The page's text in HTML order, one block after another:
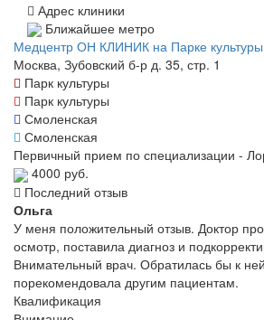
Адрес клиники
Ближайшее метро
Медцентр ОН КЛИНИК на Парке культуры
Москва, Зубовский б-р д. 35, стр. 1
Парк культуры
Парк культуры
Смоленская
Смоленская
Первичный прием по специализации -
4000 руб.
Последний отзыв
Ольга
У меня положительный отзыв. Доктор
осмотр, поставила диагноз и
Внимательный врач. Обратилась бы к
порекомендовала другим пациентам.
Квалификация